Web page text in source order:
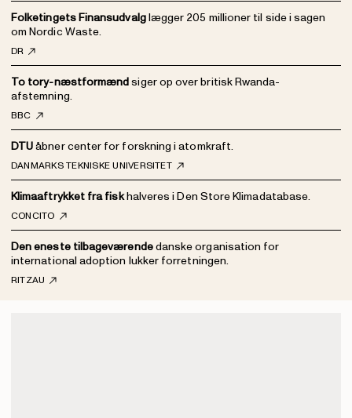
Folketingets Finansudvalglægger 205 millioner til side i sagen
om Nordic Waste.
DR
To tory-næstformændsiger op over britisk Rwanda-
afstemning.
BBC
DTUåbner center for forskning i atomkraft.
DANMARKS TEKNISKE UNIVERSITET
Klimaaftrykket fra fiskhalveres i Den Store Klimadatabase.
CONCITO
Den eneste tilbageværendedanske organisation for
international adoption lukker forretningen.
RITZAU